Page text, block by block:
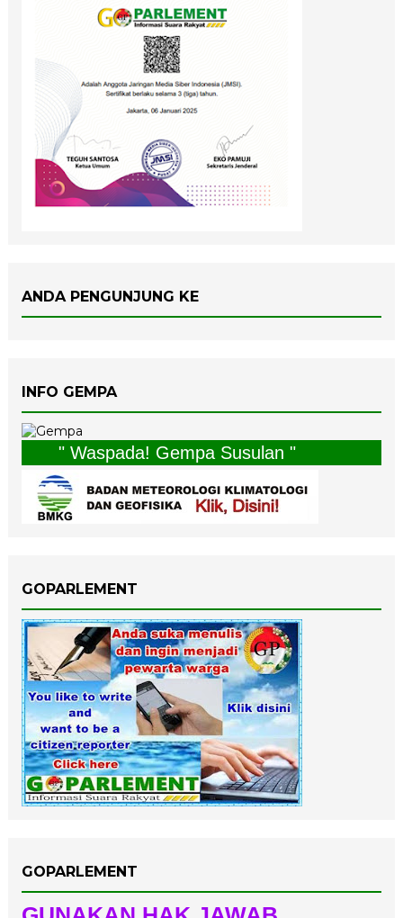
ANDA PENGUNJUNG KE
INFO GEMPA
" Waspada! Gempa Susulan "
GOPARLEMENT
GOPARLEMENT